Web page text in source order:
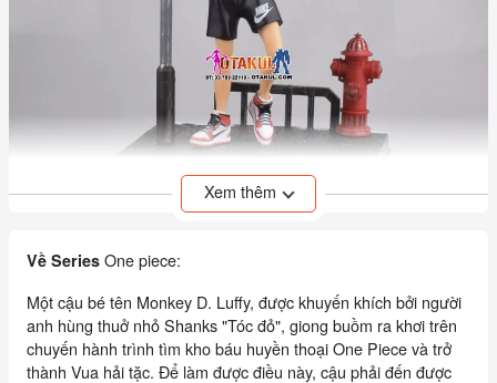
Xem thêm
Về Series One piece:
Một cậu bé tên Monkey D. Luffy, được khuyến khích bởi người
anh hùng thuở nhỏ Shanks "Tóc đỏ", giong buồm ra khơi trên
chuyến hành trình tìm kho báu huyền thoại One Piece và trở
thành Vua hải tặc. Để làm được điều này, cậu phải đến được